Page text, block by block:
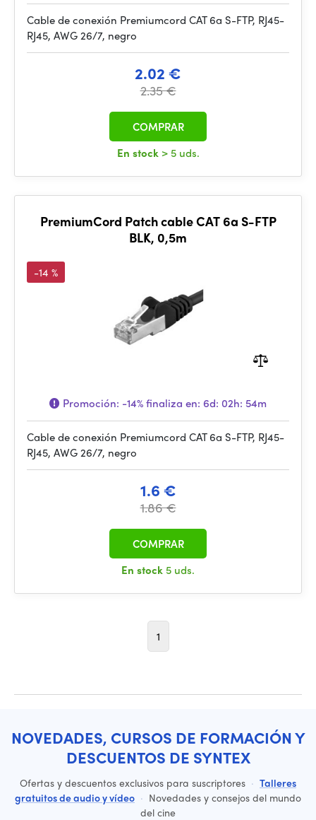
Cable de conexión Premiumcord CAT 6a S-FTP, RJ45-
RJ45, AWG 26/7, negro
2.02 €
2.35 €
En stock > 5 uds.
COMPRAR
PremiumCord Patch cable CAT 6a S-FTP
BLK, 0,5m
-14 %
Promoción: -14%finaliza en: 6d: 02h: 54m
Cable de conexión Premiumcord CAT 6a S-FTP, RJ45-
RJ45, AWG 26/7, negro
1.6 €
1.86 €
En stock 5 uds.
COMPRAR
1
NOVEDADES, CURSOS DE FORMACIÓN Y
DESCUENTOS DE SYNTEX
Ofertas y descuentos exclusivos para suscriptores · Talleres
gratuitos de audio y vídeo · Novedades y consejos del mundo
del cine